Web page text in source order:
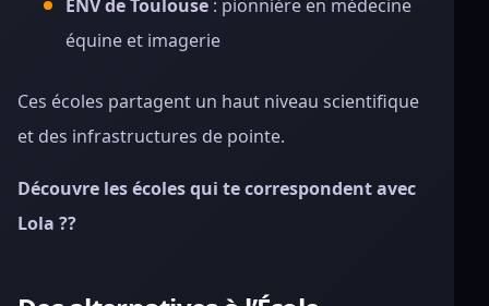
ENV de Toulouse : pionnière en médecine
équine et imagerie
Ces écoles partagent un haut niveau scientifique
et des infrastructures de pointe.
Découvre les écoles qui te correspondent avec
Lola ??